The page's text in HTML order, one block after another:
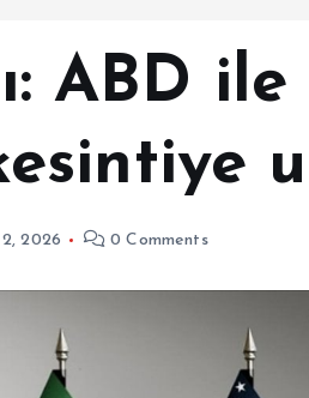
ABD
2026 0 Comments